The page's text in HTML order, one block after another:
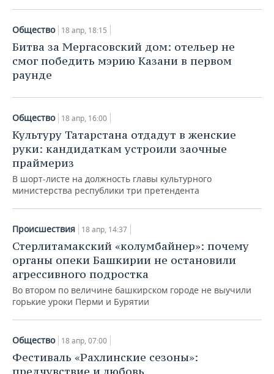
КОРОЛИ ГОСЗАКАЗА ПФО
ВУЗЫ ТАТАРСТАНА
КОМУ ПРИНАДЛЕЖАТ
ТОРГОВЫЕ ЦЕНТРЫ
ФИНАНСЫ
БЮДЖЕТ
ИНВЕСТИЦИИ
НОВОСТИ
АГРОПРОМ
МАШИНОСТРОЕНИЕ
НЕФТЬ
ОПК
ЭНЕРГЕТИКА
НЕДВИЖИМОСТЬ
НОВОСТИ НЕДВИЖИМОСТИ
НОВОСТИ АВТО
БИЗНЕС
НОВОСТИ БИЗНЕСА
РОЗНИЧНАЯ ТОРГОВЛЯ
ТРАНСПОРТ
УСЛУГИ
ТЕХНОЛОГИИ
НОВОСТИ ТЕХНОЛОГИЙ
IT
МЕДИА
ТЕЛЕКОММУНИКАЦИИ
МЕРОПРИЯТИЯ
НОВОСТИ МЕРОПРИЯТИЙ
ВЫЕЗДНАЯ РЕДАКЦИЯ
БИЗНЕС-БРАНЧИ
ONLINE-КОНФЕРЕНЦИИ
ОТКРЫТАЯ ЛЕКЦИЯ
СПОРТ
НОВОСТИ СПОРТА
ФУТБОЛ
ХОККЕЙ
БАСКЕТБОЛ
ВОЛЕЙБОЛ
КИБЕРСПОРТ
ФИГУРНОЕ КАТАНИЕ
ОБЩЕСТВО
НОВОСТИ ОБЩЕСТВА
ВЛАСТЬ
ИНФРАСТРУКТУРА
ИСТОРИЯ
КУЛЬТУРА
МЕДИЦИНА
ФОТОГАЛЕРЕЯ
СЮЖЕТЫ
СПРАВОЧНИК
СПИСОК ПЕРСОН
СПИСОК КОМПАНИЙ
ПОЛНАЯ ВЕРСИЯ
Общество 18 апр, 18:15
Битва за Мергасовский дом: отельер не
смог победить мэрию Казани в первом
раунде
Общество 18 апр, 16:00
Культуру Татарстана отдадут в женские
руки: кандидаткам устроили заочные
праймериз
В шорт-листе на должность главы культурного
министерства республики три претендента
Происшествия 18 апр, 14:37
Стерлитамакский «колумбайнер»: почему
органы опеки Башкирии не остановили
агрессивного подростка
Во втором по величине башкирском городе не выучили
горькие уроки Перми и Бурятии
Общество 18 апр, 07:00
Фестиваль «Рахлинские сезоны»: